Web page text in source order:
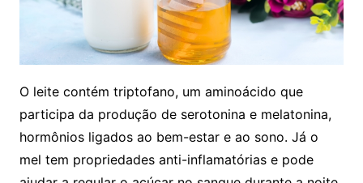
O leite contém triptofano, um aminoácido que
participa da produção de serotonina e melatonina,
hormônios ligados ao bem-estar e ao sono. Já o
mel tem propriedades anti-inflamatórias e pode